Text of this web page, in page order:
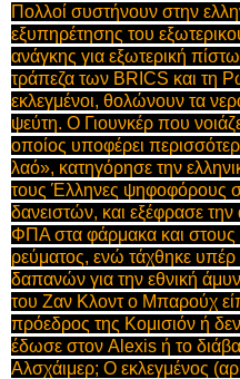
Πολλοί συστήνουν στην
εξυπηρέτησης του
ανάγκης για εξωτερική
τράπεζα των BRICS και τη
εκλεγμένοι, θολώνουν τα
ψεύτη. Ο Γιουνκέρ που
οποίος υποφέρει
λαό», κατηγόρησε την
τους Έλληνες ψηφοφόρους
δανειστών, και εξέφρασε
ΦΠΑ στα φάρμακα και στους
ρεύματος, ενώ τάχθηκε
δαπανών για την εθνική
του Ζαν Κλοντ ο Μπαρούχ
πρόεδρος της Κομισιόν ή δεν
έδωσε στον Alexis ή το
Αλσχάιμερ; Ο εκλεγμένος